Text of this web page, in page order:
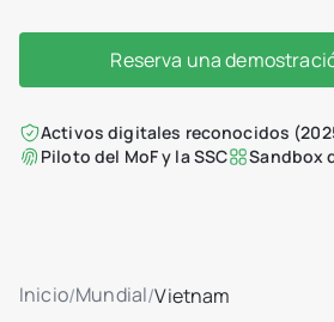
Reserva una
Activos digitales reconocidos
Piloto del MoF y la SSC
Sandbox
Inicio/Mundial/Vietnam